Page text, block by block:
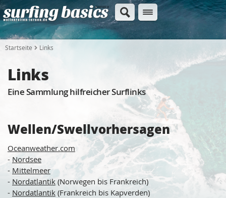
Startseite Links
Links
Eine Sammlung hilfreicher Surflinks
Wellen/Swellvorhersagen
Oceanweather.com
- Nordsee
- Mittelmeer
- Nordatlantik (Norwegen bis Frankreich)
- Nordatlantik (Frankreich bis Kapverden)